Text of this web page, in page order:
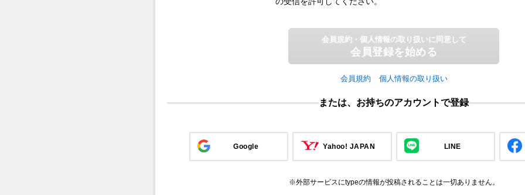
会員規約・個人情報の取り扱いに同意して
会員登録を始める
会員規約 個人情報の取り扱い
または、お持ちのアカウントで登録
Google Yahoo! JAPAN LINE
※外部サービスにtypeの情報が投稿されることは一切ありません。